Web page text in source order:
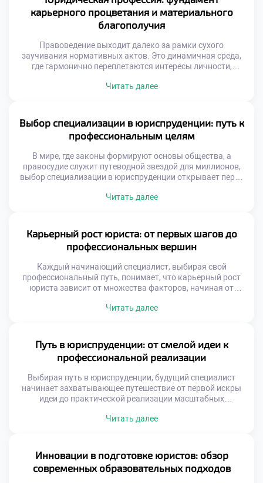
В этом материале мы разберем, почему […]
карьерного процветания и материального
благополучия
Правоведение выходит далеко за рамки сухого
заучивания нормативных актов. Это динамичная среда,
где гармонично переплетаются интересы личности,
широкие горизонты: от построения блестящей карьеры до
воспитывает будущих руководителей, почему данная
специальность гарантирует карьерный лифт и какие […]
Читать далее
Выбор специализации в юриспруденции: путь к
профессиональным целям
В мире, где законы формируют основы общества, а
правосудие служит путеводной звездой для миллионов,
выбор специализации в юриспруденции открывает перед
карьерных возможностей. Это не просто вопрос о том,
амбиций. Чтобы успешно ориентироваться в этом […]
Читать далее
Карьерный рост юриста: от первых шагов до
профессиональных вершин
Каждый начинающий специалист, выбирая свой
профессиональный путь, понимает, что карьерный рост
юриста зависит от множества факторов, начиная от
умением гибко адаптироваться к меняющимся реалиям.
перспектив в этой сфере поистине безграничен. Правовое
дело требует не только острого ума […]
Читать далее
Путь в юриспруденции: от смелой идеи к
профессиональной реализации
Выбирая путь в юриспруденции, будущий специалист
начинает захватывающее путешествие от первой искры
идеи до практической реализации масштабных
творческая креативность и строгая логика сплетаются в
свободы граждан. Чтобы успешно преодолеть этот
сложный маршрут и превратить […]
Читать далее
Инновации в подготовке юристов: обзор
современных образовательных подходов